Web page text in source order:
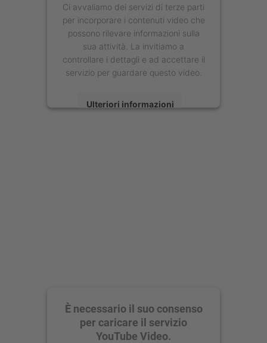
Ci avvaliamo dei servizi di terze parti
per incorporare i contenuti video che
possono rilevare informazioni sulla
sua attività. La invitiamo a
controllare i dettagli e ad accettare il
servizio per guardare questo video.
Ulteriori informazioni
È necessario il suo consenso
per caricare il servizio
YouTube Video.